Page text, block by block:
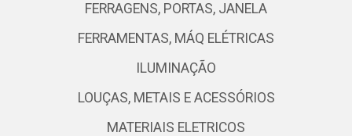
FERRAGENS, PORTAS, JANELA
FERRAMENTAS, MÁQ ELÉTRICAS
ILUMINAÇÃO
LOUÇAS, METAIS E ACESSÓRIOS
MATERIAIS ELETRICOS